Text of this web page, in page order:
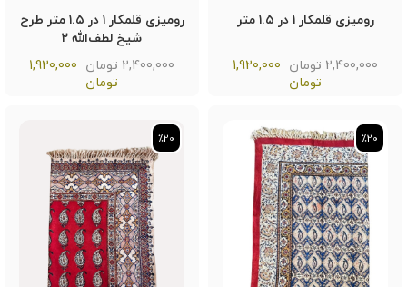
رومیزی قلمکار ۱ در ۱.۵ متر
2,400,000 تومان
1,920,000
تومان
رومیزی قلمکار ۱ در ۱.۵ متر طرح
شیخ لطف‌الله ۲
2,400,000 تومان
1,920,000
تومان
٪20
٪20 ٪20
٪20